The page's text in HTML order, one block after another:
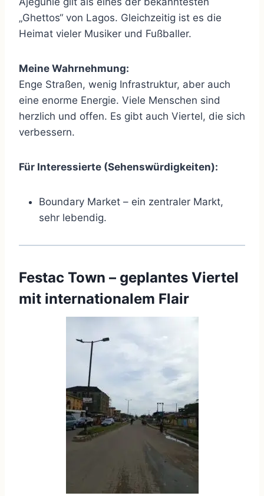
„Ghettos“ von Lagos. Gleichzeitig ist es die
Heimat vieler Musiker und Fußballer.
Meine Wahrnehmung:
Enge Straßen, wenig Infrastruktur, aber auch
eine enorme Energie. Viele Menschen sind
herzlich und offen. Es gibt auch Viertel, die sich
verbessern.
Für Interessierte (Sehenswürdigkeiten):
Boundary Market – ein zentraler Markt,
sehr lebendig.
Festac Town – geplantes Viertel
mit internationalem Flair